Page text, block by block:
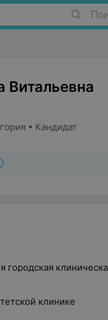
Витальевна
• Кандидат
городская
клинике